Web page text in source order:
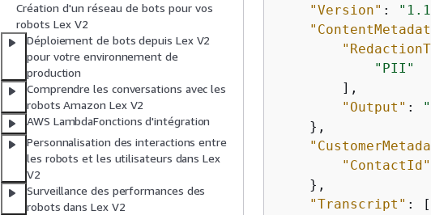
Création d'un réseau de bots pour vos
robots Lex V2
Déploiement de bots depuis Lex V2
pour votre environnement de
production
Comprendre les conversations avec les
robots Amazon Lex V2
AWS LambdaFonctions d'intégration
Personnalisation des interactions entre
les robots et les utilisateurs dans Lex
V2
Surveillance des performances des
robots dans Lex V2
"Version" :
"PII"
        ],
"Output" :
    },
"ContactId"
    },
"Transcript" : [